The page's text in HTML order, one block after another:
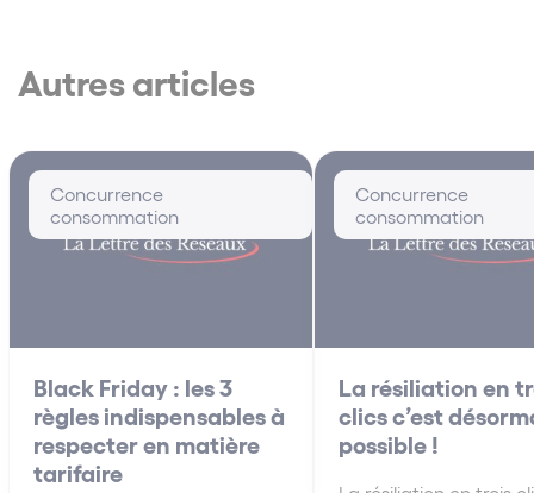
Autres articles
Concurrence
consommation
Black Friday : les 3
règles indispensables à
respecter en matière
tarifaire
Concurrence
consommation
La résiliation en
clics c’est
possible !